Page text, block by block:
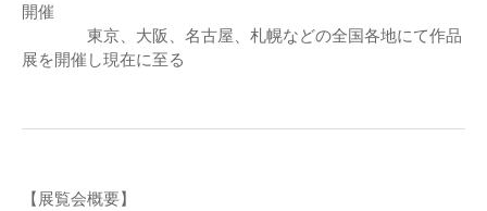
開催
東京、大阪、名古屋、札幌などの全国各地にて作品
展を開催し現在に至る
【展覧会概要】